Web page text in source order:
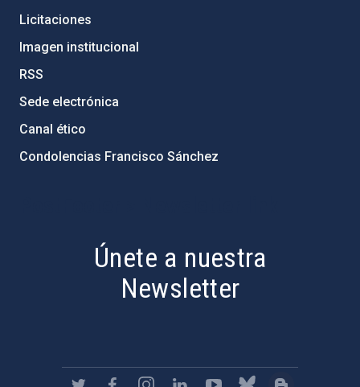
Licitaciones
Imagen institucional
RSS
Sede electrónica
Canal ético
Condolencias Francisco Sánchez
Únete a nuestra
Newsletter